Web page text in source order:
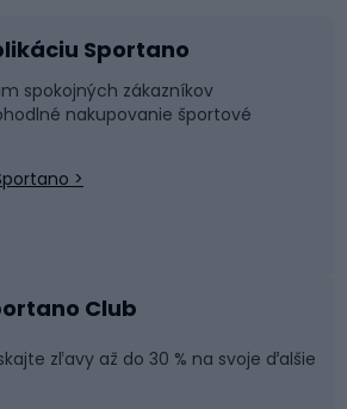
bicyklomSportano
spokojných zákazníkov
nakupovanie športové
>
Club
zľavy až do 30 % na svoje ďalšie